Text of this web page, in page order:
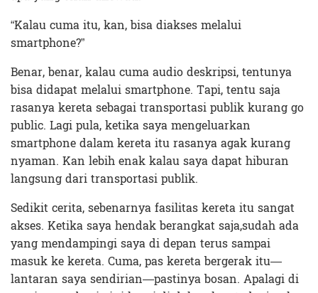
“Kalau cuma itu, kan, bisa diakses melalui
smartphone?”
Benar, benar, kalau cuma audio deskripsi, tentunya
bisa didapat melalui smartphone. Tapi, tentu saja
rasanya kereta sebagai transportasi publik kurang go
public. Lagi pula, ketika saya mengeluarkan
smartphone dalam kereta itu rasanya agak kurang
nyaman. Kan lebih enak kalau saya dapat hiburan
langsung dari transportasi publik.
Sedikit cerita, sebenarnya fasilitas kereta itu sangat
akses. Ketika saya hendak berangkat saja,sudah ada
yang mendampingi saya di depan terus sampai
masuk ke kereta. Cuma, pas kereta bergerak itu—
lantaran saya sendirian—pastinya bosan. Apalagi di